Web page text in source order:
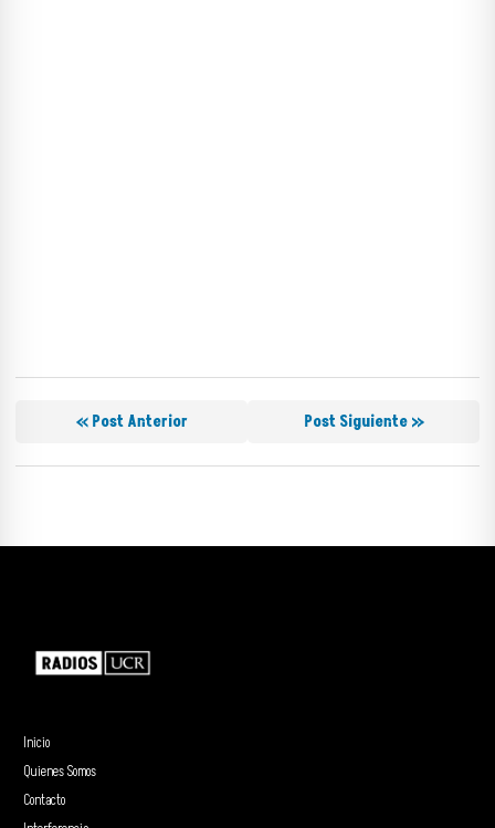
« Post Anterior Post Siguiente »
Inicio
Quienes Somos
Contacto